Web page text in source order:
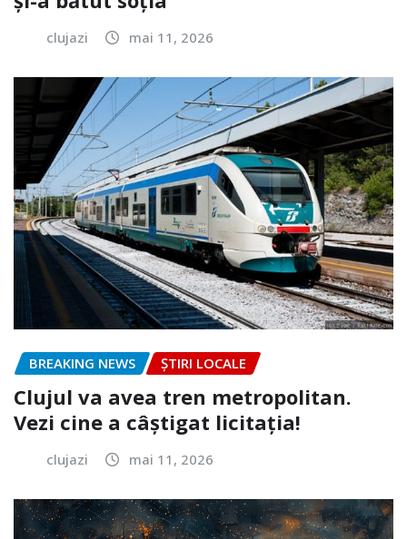
clujazi mai 11, 2026
BREAKING NEWS ȘTIRI LOCALE
Clujul va avea tren metropolitan.
Vezi cine a câștigat licitația!
clujazi mai 11, 2026